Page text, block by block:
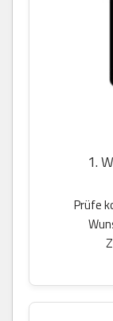
1.
Prüfe